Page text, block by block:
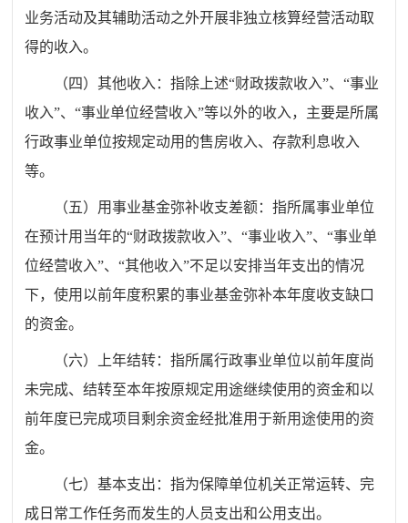
业务活动及其辅助活动之外开展非独立核算经营活动取
得的收入。
（四）其他收入：指除上述“财政拨款收入”、“事业
收入”、“事业单位经营收入”等以外的收入，主要是所属
行政事业单位按规定动用的售房收入、存款利息收入
等。
（五）用事业基金弥补收支差额：指所属事业单位
在预计用当年的“财政拨款收入”、“事业收入”、“事业单
位经营收入”、“其他收入”不足以安排当年支出的情况
下，使用以前年度积累的事业基金弥补本年度收支缺口
的资金。
（六）上年结转：指所属行政事业单位以前年度尚
未完成、结转至本年按原规定用途继续使用的资金和以
前年度已完成项目剩余资金经批准用于新用途使用的资
金。
（七）基本支出：指为保障单位机关正常运转、完
成日常工作任务而发生的人员支出和公用支出。